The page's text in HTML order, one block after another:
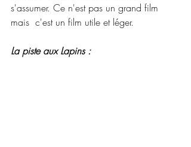
s'assumer. Ce n'est pas un grand film
mais  c'est un film utile et léger.
La piste aux Lapins :